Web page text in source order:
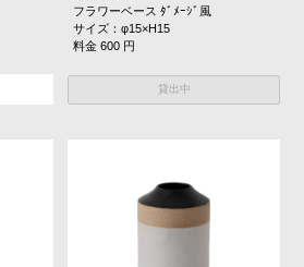
フラワーベース ﾀﾞﾒｰｼﾞ風
サイズ：φ15×H15
料金 600 円
貸出中